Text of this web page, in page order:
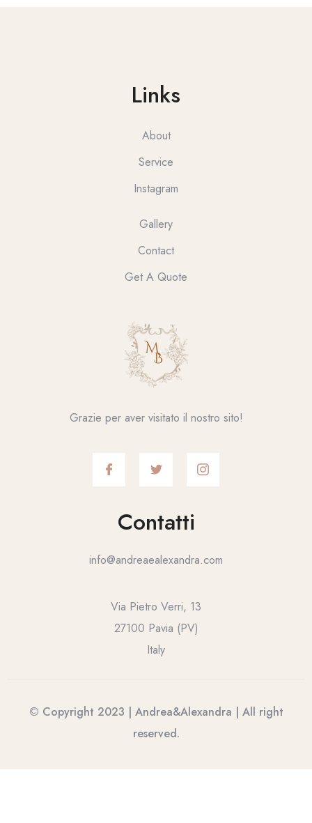
Links
About
Service
Instagram
Gallery
Contact
Get A Quote
Grazie per aver visitato il nostro sito!
Contatti
info@andreaealexandra.com
Via Pietro Verri, 13
27100 Pavia (PV)
Italy
© Copyright 2023 | Andrea&Alexandra | All right
reserved.